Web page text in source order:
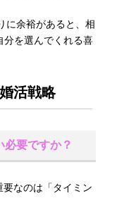
に余裕があると、相
分を選んでくれる喜
活戦略
必要ですか？
なのは「タイミン